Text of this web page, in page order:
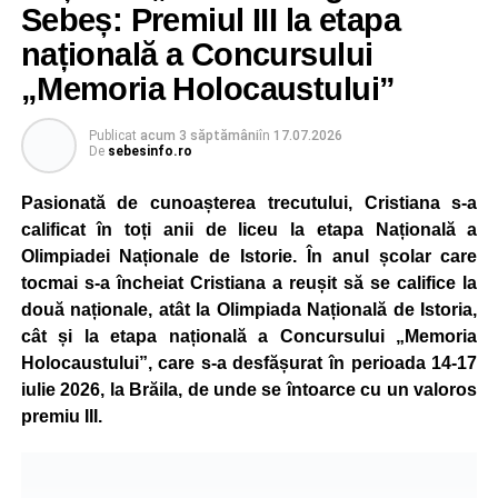
de vară, cei mici familiarizându-se cu regulile de circulație
și cu normele pe care trebuie să le respecte pentru a fi
pietoni responsabili.
Unul dintre cele mai apreciate momente a fost atelierul
„Vara Descoperirilor – Orientare în carieră”, unde copiii au
participat la exerciții interactive menite să îi ajute să își
descopere calitățile, să își exprime aspirațiile și să ia
contact cu principalele domenii de activitate și profesiile
pe care și-ar putea dori să le urmeze în viitor.
Programul a inclus și activități de dexteritate manuală, în
cadrul cărora participanții au realizat desene și lucrări
artistice, precum și sesiuni de karaoke, muzică și jocuri
sportive, care au încurajat mișcarea și colaborarea în
echipă.
Sebeș: Premiul III la etapa
națională a Concursului
„Memoria Holocaustului”
Publicat acum 3 săptămâniîn 17.07.2026
De sebesinfo.ro
Pasionată de cunoașterea trecutului, Cristiana s-a
calificat în toți anii de liceu la etapa Națională a
Olimpiadei Naționale de Istorie. În anul școlar care
tocmai s-a încheiat Cristiana a reușit să se califice la
două naționale, atât la Olimpiada Națională de Istoria,
cât și la etapa națională a Concursului „Memoria
Holocaustului”, care s-a desfășurat în perioada 14-17
iulie 2026, la Brăila, de unde se întoarce cu un valoros
premiu III.